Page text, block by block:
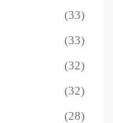
(33)
(33)
(32)
(32)
(28)